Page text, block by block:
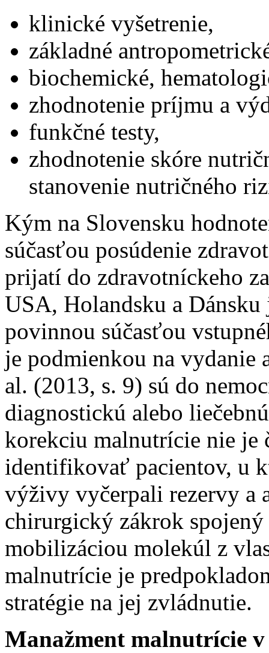
klinické vyšetrenie,
základné
biochemické,
zhodnotenie príjmu a
funkčné testy,
zhodnotenie skóre
stanovenie nutričného
Kým na Slovensku
súčasťou posúdenie
prijatí do zdravotníckeho
USA, Holandsku a
povinnou súčasťou
je podmienkou na vydanie
al. (2013, s. 9) sú do
diagnostickú alebo
korekciu malnutrície nie je
identifikovať pacientov, u
výživy vyčerpali rezervy a
chirurgický zákrok
mobilizáciou molekúl z
malnutrície je
stratégie na jej zvládnutie.
Manažment malnutrície